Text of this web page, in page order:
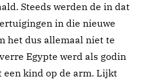
Steeds werden de in dat
in die nieuwe
het dus allemaal niet te
Egypte werd als godin
een kind op de arm. Lijkt